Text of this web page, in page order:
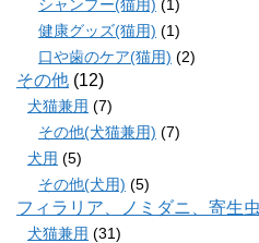
シャンプー(猫用) (1)
健康グッズ(猫用) (1)
口や歯のケア(猫用) (2)
その他 (12)
犬猫兼用 (7)
その他(犬猫兼用) (7)
犬用 (5)
その他(犬用) (5)
フィラリア、ノミダニ、寄生虫
犬猫兼用 (31)